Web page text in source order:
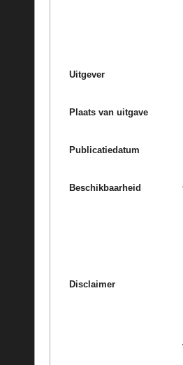
Uitgever
Plaats van uitgave
Publicatiedatum
Beschikbaarheid
Disclaimer